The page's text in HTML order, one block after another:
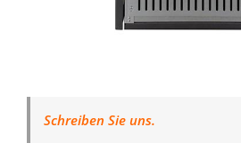
Schreiben Sie uns.